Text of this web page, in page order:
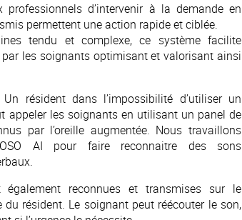
d’intervenir à la demande en
permettent une action rapide et ciblée.
tendu et complexe, ce système facilite
les soignants optimisant et valorisant ainsi
résident dans l’impossibilité d’utiliser un
appeler les soignants en utilisant un panel de
par l’oreille augmentée. Nous travaillons
AI pour faire reconnaitre des sons
reconnues et transmises sur le
résident. Le soignant peut réécouter le son,